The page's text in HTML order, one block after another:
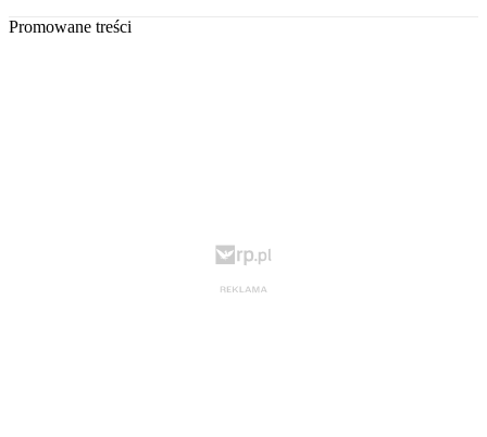
Promowane treści